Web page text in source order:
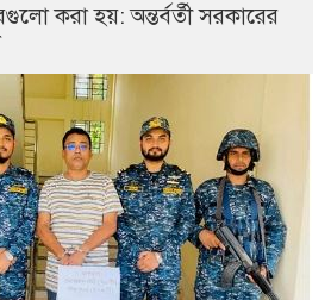
করা হয়: অন্তর্বর্তী সরকারের